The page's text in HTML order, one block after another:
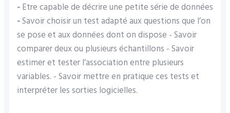
-Etre capable de décrire une petite série de données
-Savoir choisir un test adapté aux questions que l’on
se pose et aux données dont on dispose - Savoir
comparer deux ou plusieurs échantillons - Savoir
estimer et tester l’association entre plusieurs
variables. - Savoir mettre en pratique ces tests et
interpréter les sorties logicielles.